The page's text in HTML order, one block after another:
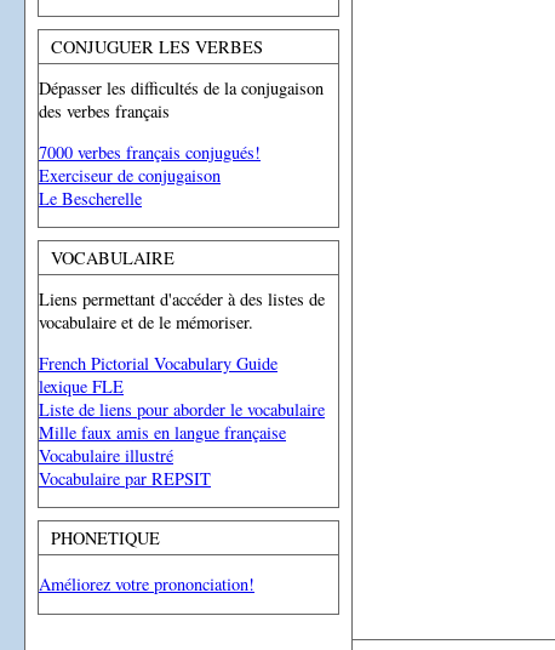
CONJUGUER LES VERBES
Dépasser les difficultés de la conjugaison
des verbes français
7000 verbes français conjugués!
Exerciseur de conjugaison
Le Bescherelle
VOCABULAIRE
Liens permettant d'accéder à des listes de
vocabulaire et de le mémoriser.
French Pictorial Vocabulary Guide
lexique FLE
Liste de liens pour aborder le vocabulaire
Mille faux amis en langue française
Vocabulaire illustré
Vocabulaire par REPSIT
PHONETIQUE
Améliorez votre prononciation!